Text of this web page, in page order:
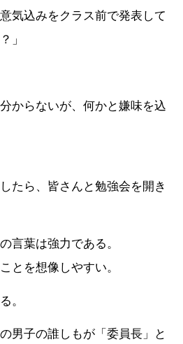
気込みをクラス前で発表して
」
からないが、何かと嫌味を込
たら、皆さんと勉強会を開き
言葉は強力である。
とを想像しやすい。
。
男子の誰しもが「委員長」と